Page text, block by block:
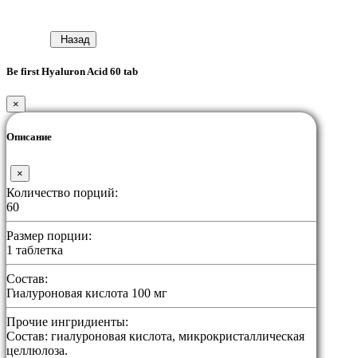
Назад
Be first Hyaluron Acid 60 tab
×
Описание
×
Количество порций:
60
Размер порции:
1 таблетка
Состав:
Гиалуроновая кислота 100 мг
Прочие ингридиенты:
Состав: гиалуроновая кислота, микрокристаллическая
целлюлоза.